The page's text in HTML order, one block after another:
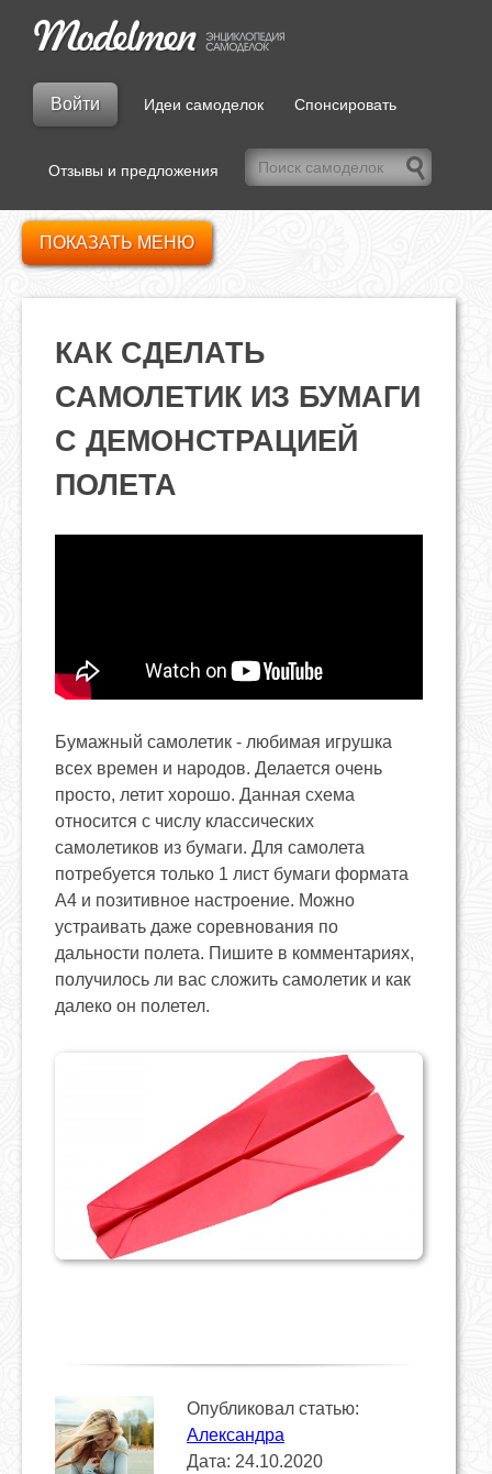
Войти Идеи самоделок Спонсировать
Отзывы и предложения
КАК СДЕЛАТЬ
САМОЛЕТИК ИЗ БУМАГИ
С ДЕМОНСТРАЦИЕЙ
ПОЛЕТА
Бумажный самолетик - любимая игрушка
всех времен и народов. Делается очень
просто, летит хорошо. Данная схема
относится с числу классических
самолетиков из бумаги. Для самолета
потребуется только 1 лист бумаги формата
А4 и позитивное настроение. Можно
устраивать даже соревнования по
дальности полета. Пишите в комментариях,
получилось ли вас сложить самолетик и как
далеко он полетел.
Опубликовал статью:
Александра
Дата: 24.10.2020
ПОКАЗАТЬ МЕНЮ